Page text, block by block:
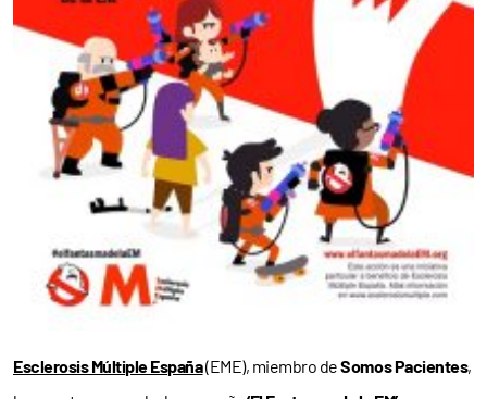
Esclerosis Múltiple España(EME), miembro deSomos Pacientes,